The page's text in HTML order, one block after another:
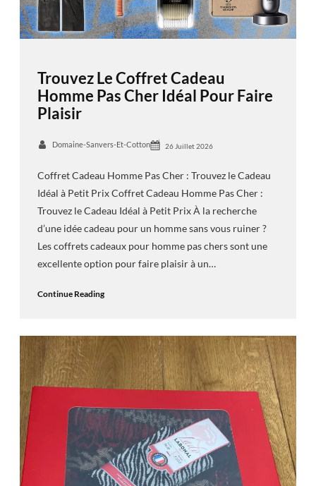
Trouvez Le Coffret Cadeau
Homme Pas Cher Idéal Pour Faire
Plaisir
Domaine-Sanvers-Et-Cotton 26 Juillet 2026
Coffret Cadeau Homme Pas Cher : Trouvez le Cadeau
Idéal à Petit Prix Coffret Cadeau Homme Pas Cher :
Trouvez le Cadeau Idéal à Petit Prix À la recherche
d’une idée cadeau pour un homme sans vous ruiner ?
Les coffrets cadeaux pour homme pas chers sont une
excellente option pour faire plaisir à un…
Continue Reading